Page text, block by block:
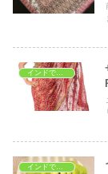
インドでショッピング